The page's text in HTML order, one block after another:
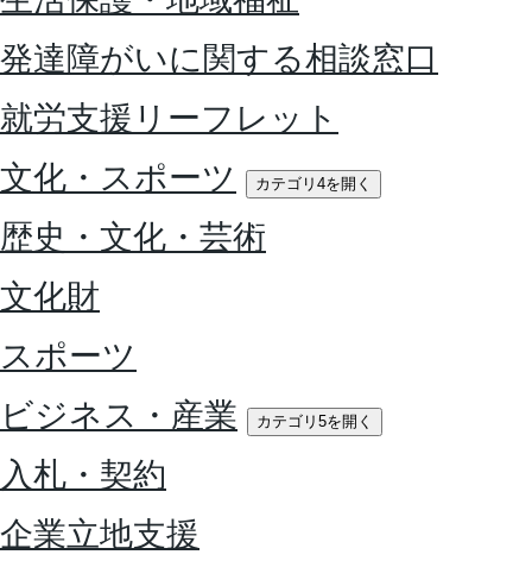
発達障がいに関する相談窓口
就労支援リーフレット
文化・スポーツ
カテゴリ4を開く
歴史・文化・芸術
文化財
スポーツ
ビジネス・産業
カテゴリ5を開く
入札・契約
企業立地支援